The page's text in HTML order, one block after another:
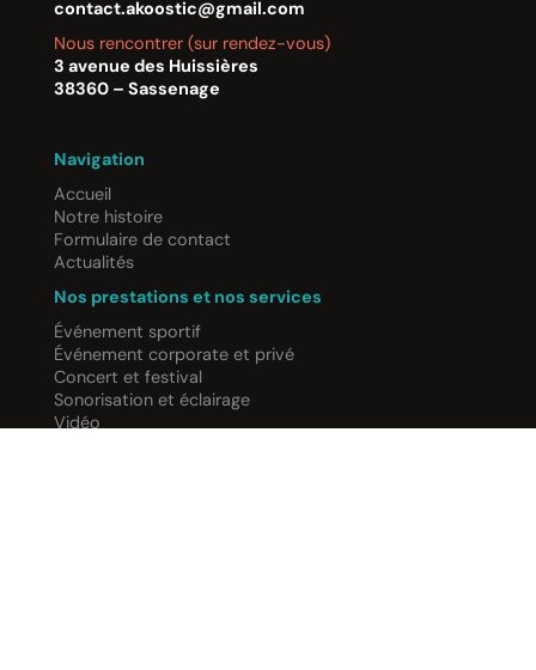
contact.akoostic@gmail.com
Nous rencontrer (sur rendez-vous)
3 avenue des Huissières
38360 – Sassenage
Navigation
Accueil
Notre histoire
Formulaire de contact
Actualités
Nos prestations et nos services
Événement sportif
Événement corporate et privé
Concert et festival
Sonorisation et éclairage
Vidéo